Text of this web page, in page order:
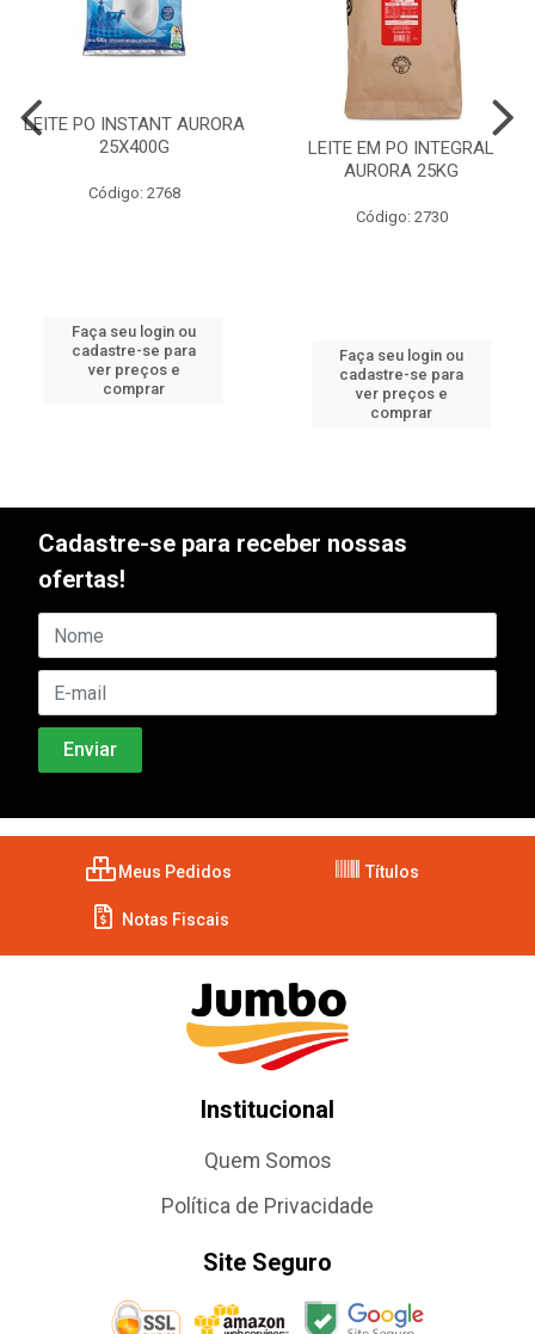
LEITE PO INSTANT AURORA
25X400G
Código: 2768
Faça seu login ou
cadastre-se para
ver preços e
comprar
LEITE EM PO INTEGRAL
AURORA 25KG
Código: 2730
Faça seu login ou
cadastre-se para
ver preços e
comprar
Cadastre-se para receber nossas
ofertas!
Meus Pedidos Títulos
Notas Fiscais
Institucional
Quem Somos
Política de Privacidade
Site Seguro